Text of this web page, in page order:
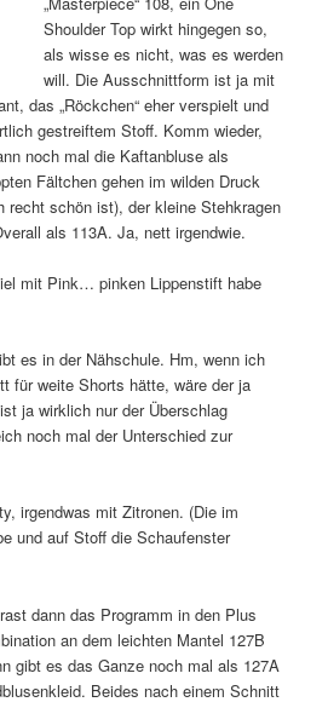
Shoulder Top wirkt hingegen so,
als wisse es nicht, was es werden
will. Die Ausschnittform ist ja mit
das „Röckchen“ eher verspielt und
gestreiftem Stoff. Komm wieder,
noch mal die Kaftanbluse als
Fältchen gehen im wilden Druck
recht schön ist), der kleine Stehkragen
als 113A. Ja, nett irgendwie.
mit Pink… pinken Lippenstift habe
es in der Nähschule. Hm, wenn ich
für weite Shorts hätte, wäre der ja
ja wirklich nur der Überschlag
noch mal der Unterschied zur
irgendwas mit Zitronen. (Die im
und auf Stoff die Schaufenster
dann das Programm in den Plus
an dem leichten Mantel 127B
gibt es das Ganze noch mal als 127A
Beides nach einem Schnitt